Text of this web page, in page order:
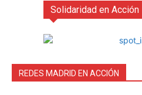
Solidaridad en Acción
REDES MADRID EN ACCIÓN